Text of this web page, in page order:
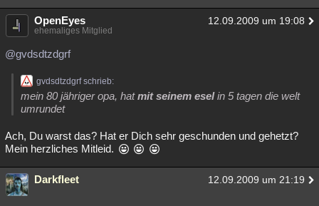
OpenEyes 12.09.2009 um 19:08
ehemaliges Mitglied
@gvdsdtzdgrf
gvdsdtzdgrf schrieb:
mein 80 jähriger opa, hatmit seinem eselin 5 tagen die welt
umrundet
Ach, Du warst das? Hat er Dich sehr geschunden und gehetzt?
Mein herzliches Mitleid.
Darkfleet 12.09.2009 um 21:19